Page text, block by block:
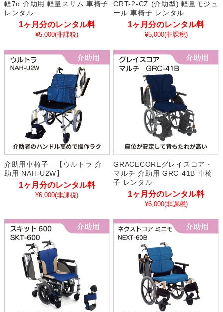
軽7α 介助用 軽量スリム 車椅子
レンタル
1ヶ月分のレンタル料
¥5,000(非課税)
CRT-2-CZ (介助型) 軽量モジュ
ール 車椅子 レンタル
1ヶ月分のレンタル料
¥5,000(非課税)
介助用車椅子 【ウルトラ 介
助用 NAH-U2W】
1ヶ月分のレンタル料
¥6,000(非課税)
GRACECOREグレイスコア・
マルチ 介助用 GRC-41B 車椅
子 レンタル
1ヶ月分のレンタル料
¥6,000(非課税)